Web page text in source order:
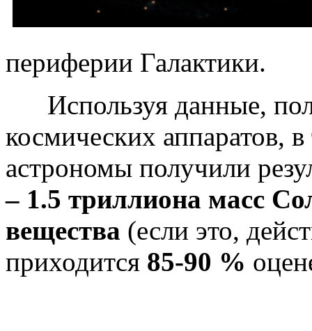
периферии
Используя данные,
космических аппаратов,
астрономы получили
– 1.5 триллиона масс
вещества (если это,
приходится 85-90 %